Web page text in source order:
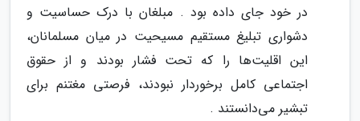
در خود جای داده بود . مبلغان با درک حساسیت و
دشواری تبلیغ مستقیم مسیحیت در میان مسلمانان،
این اقلیت‌ها را که تحت فشار بودند و از حقوق
اجتماعی کامل برخوردار نبودند، فرصتی مغتنم برای
تبشیر می‌دانستند .